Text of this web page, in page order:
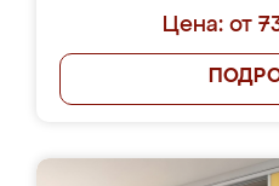
Цена: от